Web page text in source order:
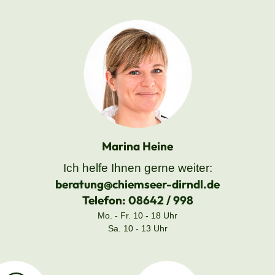
Marina Heine
Ich helfe Ihnen gerne weiter:
beratung@chiemseer-dirndl.de
Telefon: 08642 / 998
Mo. - Fr. 10 - 18 Uhr
Sa. 10 - 13 Uhr